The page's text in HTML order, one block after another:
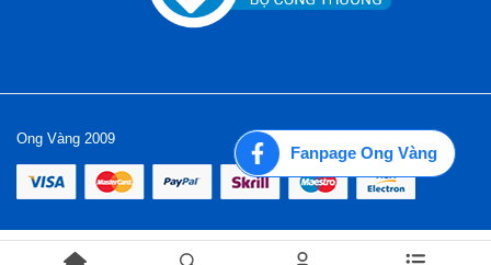
Ong Vàng 2009
Fanpage Ong Vàng